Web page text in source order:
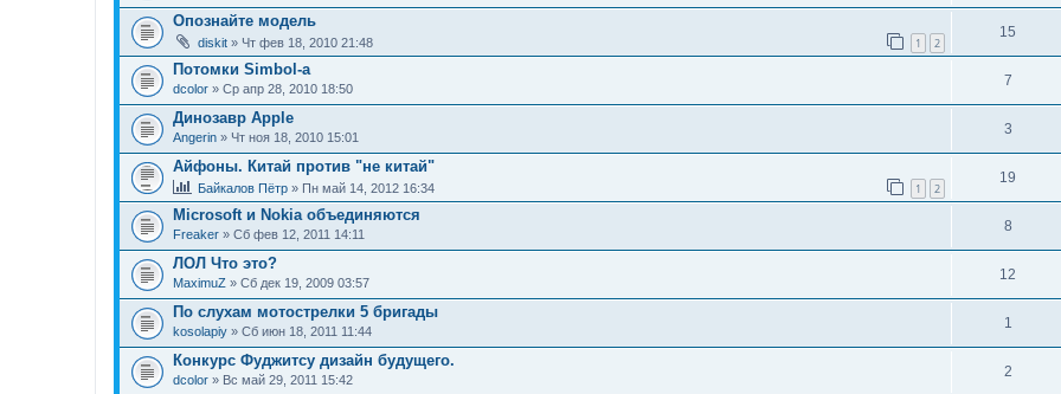
Опознайте модель
diskit » Чт фев 18, 2010 21:48 1 2
15
Потомки Simbol-a
dcolor » Ср апр 28, 2010 18:50
7
Динозавр Apple
Angerin » Чт ноя 18, 2010 15:01
3
Айфоны. Китай против "не китай"
Байкалов Пётр » Пн май 14, 2012 16:34 1 2
19
Microsoft и Nokia объединяются
Freaker » Сб фев 12, 2011 14:11
8
ЛОЛ Что это?
MaximuZ » Сб дек 19, 2009 03:57
12
По слухам мотострелки 5 бригады
kosolapiy » Сб июн 18, 2011 11:44
1
Конкурс Фуджитсу дизайн будущего.
dcolor » Вс май 29, 2011 15:42
2